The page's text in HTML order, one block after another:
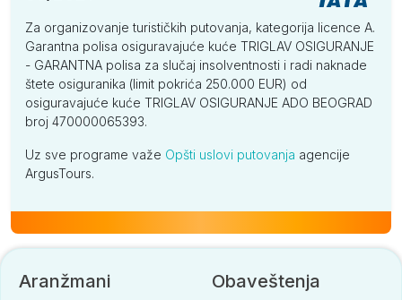
Za organizovanje turističkih putovanja, kategorija licence A.
Garantna polisa osiguravajuće kuće TRIGLAV OSIGURANJE
- GARANTNA polisa za slučaj insolventnosti i radi naknade
štete osiguranika (limit pokrića 250.000 EUR) od
osiguravajuće kuće TRIGLAV OSIGURANJE ADO BEOGRAD
broj 470000065393.
Uz sve programe važe Opšti uslovi putovanja agencije
ArgusTours.
Aranžmani Obaveštenja